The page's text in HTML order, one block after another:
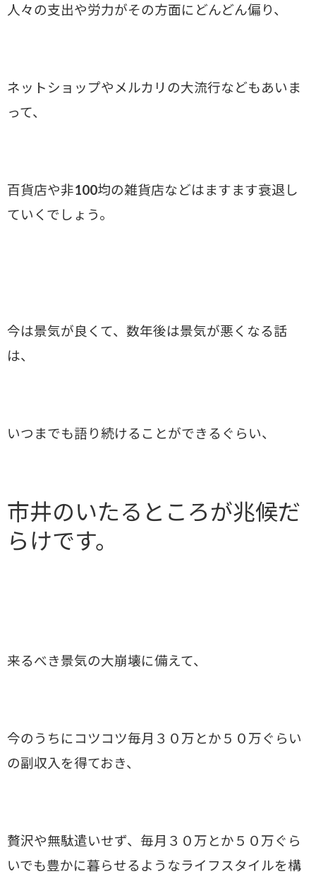
人々の支出や労力がその方面にどんどん偏り、
ネットショップやメルカリの大流行などもあいま
って、
百貨店や非100均の雑貨店などはますます衰退し
ていくでしょう。
今は景気が良くて、数年後は景気が悪くなる話
は、
いつまでも語り続けることができるぐらい、
市井のいたるところが兆候だ
らけです。
来るべき景気の大崩壊に備えて、
今のうちにコツコツ毎月３０万とか５０万ぐらい
の副収入を得ておき、
贅沢や無駄遣いせず、毎月３０万とか５０万ぐら
いでも豊かに暮らせるようなライフスタイルを構